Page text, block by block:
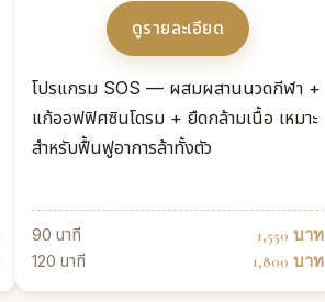
ดูรายละเอียด
โปรแกรม SOS — ผสมผสานนวดกีฬา +
แก้ออฟฟิศซินโดรม + ยืดกล้ามเนื้อ เหมาะ
สำหรับฟื้นฟูอาการล้าทั้งตัว
90 นาที 1,550 บาท
120 นาที 1,800 บาท